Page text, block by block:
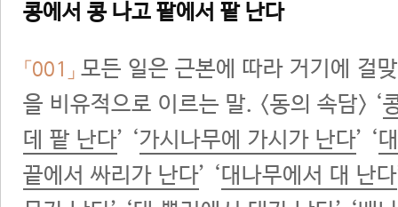
콩에서 콩 나고 팥에서 팥 난다
「001」 모든 일은 근본에 따라 거기에 걸
을 비유적으로 이르는 말. <동의 속담> ‘
데 팥 난다’ ‘가시나무에 가시가 난다’ ‘
끝에서 싸리가 난다’ ‘대나무에서 대 난다